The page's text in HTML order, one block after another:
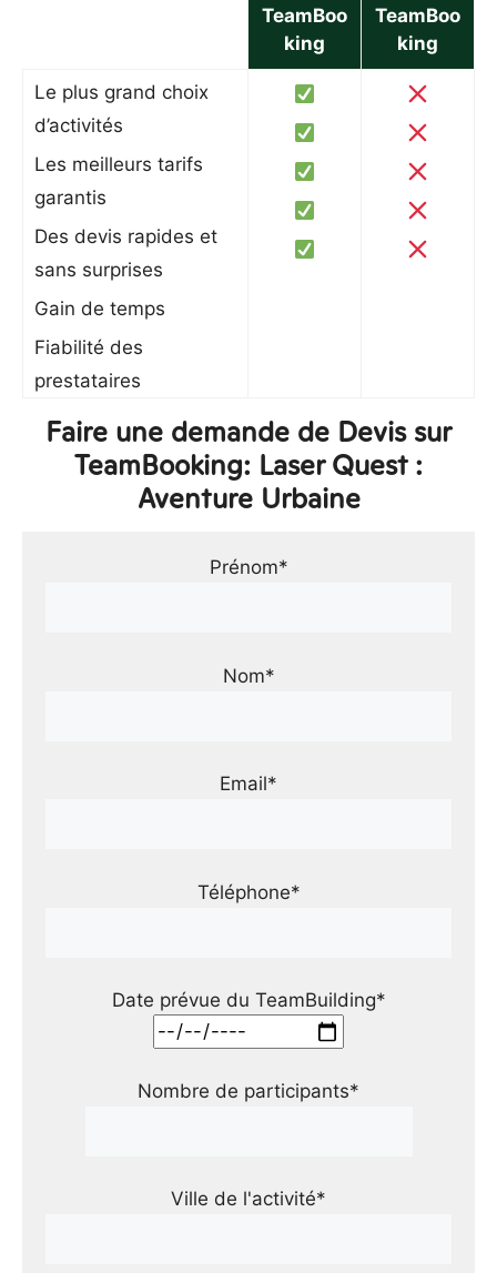
TeamBoo
king
TeamBoo
king
Le plus grand choix
d’activités
Les meilleurs tarifs
garantis
Des devis rapides et
sans surprises
Gain de temps
Fiabilité des
prestataires
Faire une demande de Devis sur
TeamBooking: Laser Quest :
Aventure Urbaine
Prénom*
Nom*
Email*
Téléphone*
Date prévue du TeamBuilding*
Nombre de participants*
Ville de l'activité*